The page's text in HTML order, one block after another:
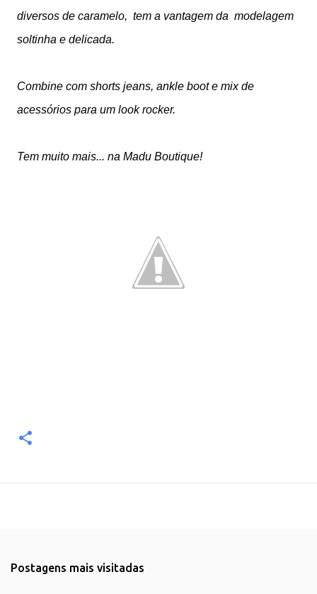
diversos de caramelo, tem a vantagem da modelagem
soltinha e delicada.
Combine com shorts jeans, ankle boot e mix de
acessórios para um look rocker.
Tem muito mais... na Madu Boutique!
Postagens mais visitadas